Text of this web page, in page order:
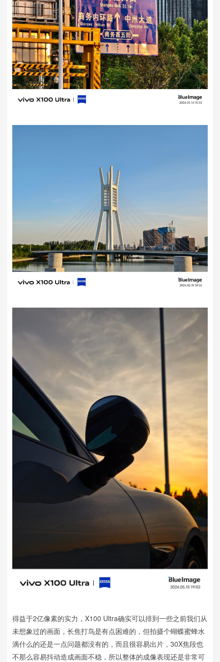
得益于2亿像素的实力，X100 Ultra确实可以排到一些之前我们从
未想象过的画面，长焦打鸟是有点困难的，但拍摄个蝴蝶蜜蜂水
滴什么的还是一点问题都没有的，而且很容易出片，30X焦段也
不那么容易抖动造成画面不稳，所以整体的成像表现还是非常可